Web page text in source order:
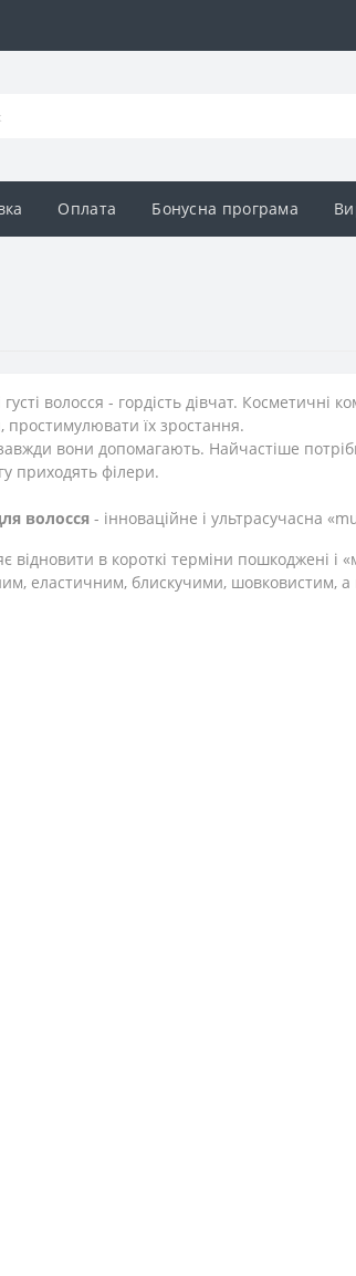
Оплата Бонусна програма
густі волосся - гордість дівчат.
простимулювати їх зростання.
вони допомагають. Найчастіше
приходять філери.
волосся- інноваційне і ультрасучасна
відновити в короткі терміни пошкоджені і
еластичним, блискучими, шовковистим, а